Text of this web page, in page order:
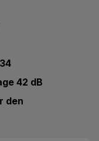
42 dB
den